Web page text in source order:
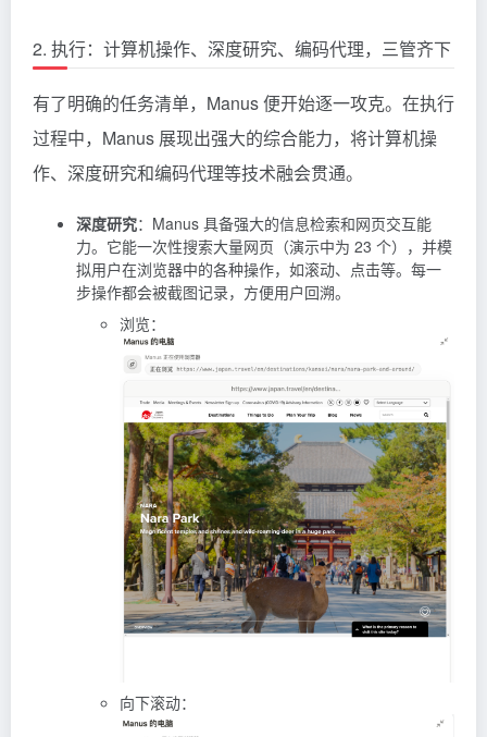
2. 执行：计算机操作、深度研究、编码代理，三管齐下
有了明确的任务清单，Manus 便开始逐一攻克。在执行
过程中，Manus 展现出强大的综合能力，将计算机操
作、深度研究和编码代理等技术融会贯通。
深度研究：Manus 具备强大的信息检索和网页交互能
力。它能一次性搜索大量网页（演示中为 23 个），并模
拟用户在浏览器中的各种操作，如滚动、点击等。每一
步操作都会被截图记录，方便用户回溯。
浏览：
向下滚动：